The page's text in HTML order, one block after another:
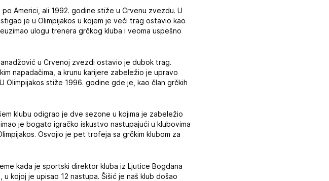
Americi, ali 1992. godine stiže u Crvenu zvezdu. U
je u Olimpijakos u kojem je veći trag ostavio kao
ulogu trenera grčkog kluba i veoma uspešno
u Crvenoj zvezdi ostavio je dubok trag.
napadačima, a krunu karijere zabeležio je upravo
Olimpijakos stiže 1996. godine gde je, kao član grčkih
klubu odigrao je dve sezone u kojima je zabeležio
je bogato igračko iskustvo nastupajući u klubovima
Osvojio je pet trofeja sa grčkim klubom za
kada je sportski direktor kluba iz Ljutice Bogdana
kojoj je upisao 12 nastupa. Šišić je naš klub došao